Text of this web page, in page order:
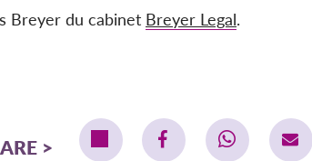
Breyer du cabinet Breyer Legal.